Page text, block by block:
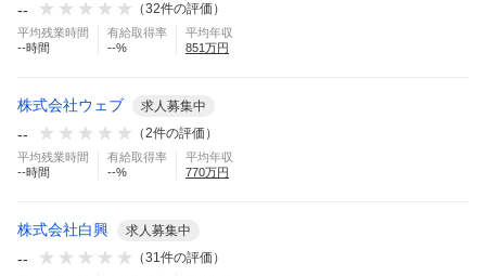
--
（32件の評価）
平均残業時間
--時間
有給取得率
--%
平均年収
851 万円
株式会社ウェブ 求人募集中
-- （2件の評価）
平均残業時間
--時間
有給取得率
--%
平均年収
770万円
株式会社白興 求人募集中
-- （31件の評価）